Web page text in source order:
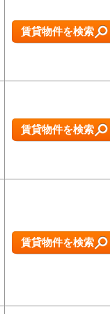
賃貸物件を検索
賃貸物件を検索
賃貸物件を検索